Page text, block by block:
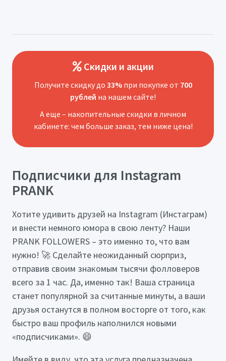
Скидки и акции
Получите скидку до 33%при покупке от 700
рублей на нашем сайте!
А еще – накопительные скидки в личном
кабинете: чем больше заказ, тем ниже цена!
Подписчики для Instagram
PRANK
Хотите удивить друзей на Instagram (Инстаграм)
и внести немного юмора в свою ленту? Наши
PRANK FOLLOWERS – это именно то, что вам
нужно! 🚀 Сделайте неожиданный сюрприз,
отправив своим знакомым тысячи фолловеров
всего за 1 час. Да, именно так! Ваша страница
станет популярной за считанные минуты, а ваши
друзья останутся в полном восторге от того, как
быстро ваш профиль наполнился новыми
«подписчиками». 😄